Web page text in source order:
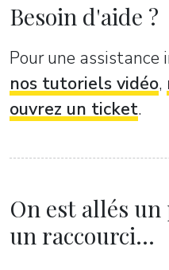
Besoin d'aide ?
Pour une assistance
nos tutoriels vidéo,
ouvrez un ticket.
On est allés un
un raccourci...